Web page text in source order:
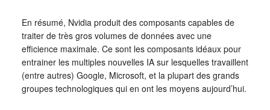
En résumé, Nvidia produit des composants capables de
traiter de très gros volumes de données avec une
efficience maximale. Ce sont les composants idéaux pour
entrainer les multiples nouvelles IA sur lesquelles travaillent
(entre autres) Google, Microsoft, et la plupart des grands
groupes technologiques qui en ont les moyens aujourd’hui.